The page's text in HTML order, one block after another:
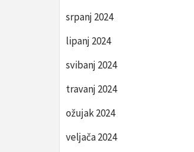
srpanj 2024
lipanj 2024
svibanj 2024
travanj 2024
ožujak 2024
veljača 2024